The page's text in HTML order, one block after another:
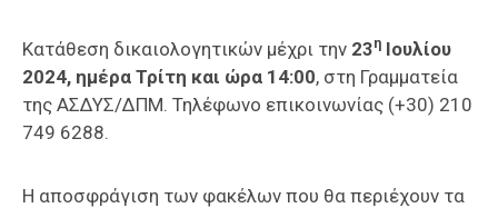
Κατάθεση δικαιολογητικών μέχρι την 23η Ιουλίου
2024, ημέρα Τρίτη και ώρα 14:00, στη Γραμματεία
της ΑΣΔΥΣ/ΔΠΜ. Τηλέφωνο επικοινωνίας (+30) 210
749 6288.
Η αποσφράγιση των φακέλων που θα περιέχουν τα